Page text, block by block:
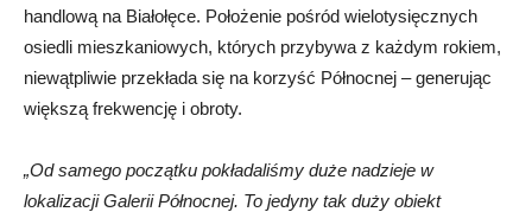
handlową na Białołęce. Położenie pośród wielotysięcznych
osiedli mieszkaniowych, których przybywa z każdym rokiem,
niewątpliwie przekłada się na korzyść Północnej – generując
większą frekwencję i obroty.
„Od samego początku pokładaliśmy duże nadzieje w
lokalizacji Galerii Północnej. To jedyny tak duży obiekt